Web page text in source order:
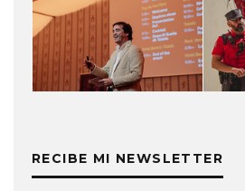
RECIBE MI NEWSLETTER